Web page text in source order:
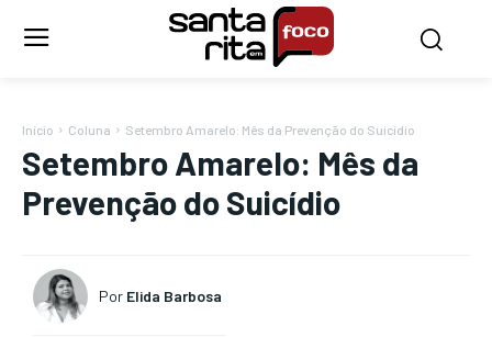
Início Coluna Setembro Amarelo: Mês da Prevenção do Suicídio
Setembro Amarelo: Mês da
Prevenção do Suicídio
Por Elida Barbosa